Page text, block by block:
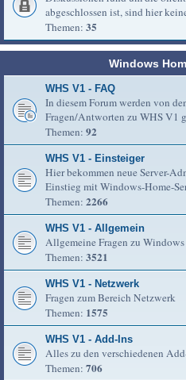
abgeschlossen ist, sind hier
Themen: 35
Windows
WHS V1 - FAQ
In diesem Forum werden von
Fragen/Antworten zu WHS V1
Themen: 92
WHS V1 - Einsteiger
Hier bekommen neue Server-
Einstieg mit Windows-Home-
Themen: 2266
WHS V1 - Allgemein
Allgemeine Fragen zu Windows
Themen: 3521
WHS V1 - Netzwerk
Fragen zum Bereich Netzwerk
Themen: 1575
WHS V1 - Add-Ins
Alles zu den verschiedenen
Themen: 706